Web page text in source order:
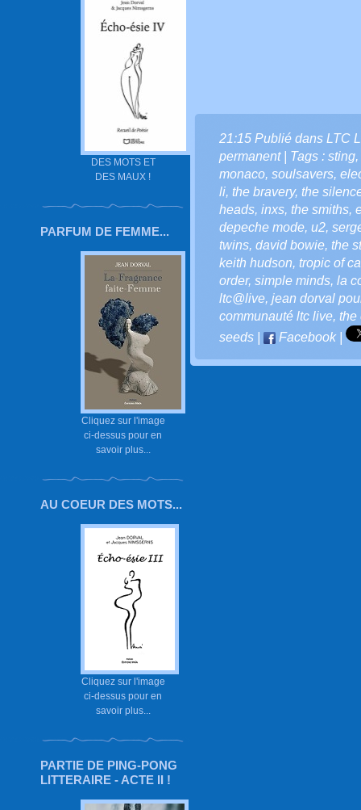
DES MOTS ET
DES MAUX !
PARFUM DE FEMME...
Cliquez sur l'image
ci-dessus pour en
savoir plus...
AU COEUR DES MOTS...
Cliquez sur l'image
ci-dessus pour en
savoir plus...
PARTIE DE PING-PONG
LITTERAIRE - ACTE II !
21:15 Publié dans LTC
permanent| Tags : sting,
monaco, soulsavers,
li, the bravery, the
heads, inxs, the smiths,
depeche mode, u2,
twins, david bowie, the
keith hudson, tropic of
order, simple minds, la
ltc@live, jean dorval
communauté ltc live, the
seeds
Facebook|